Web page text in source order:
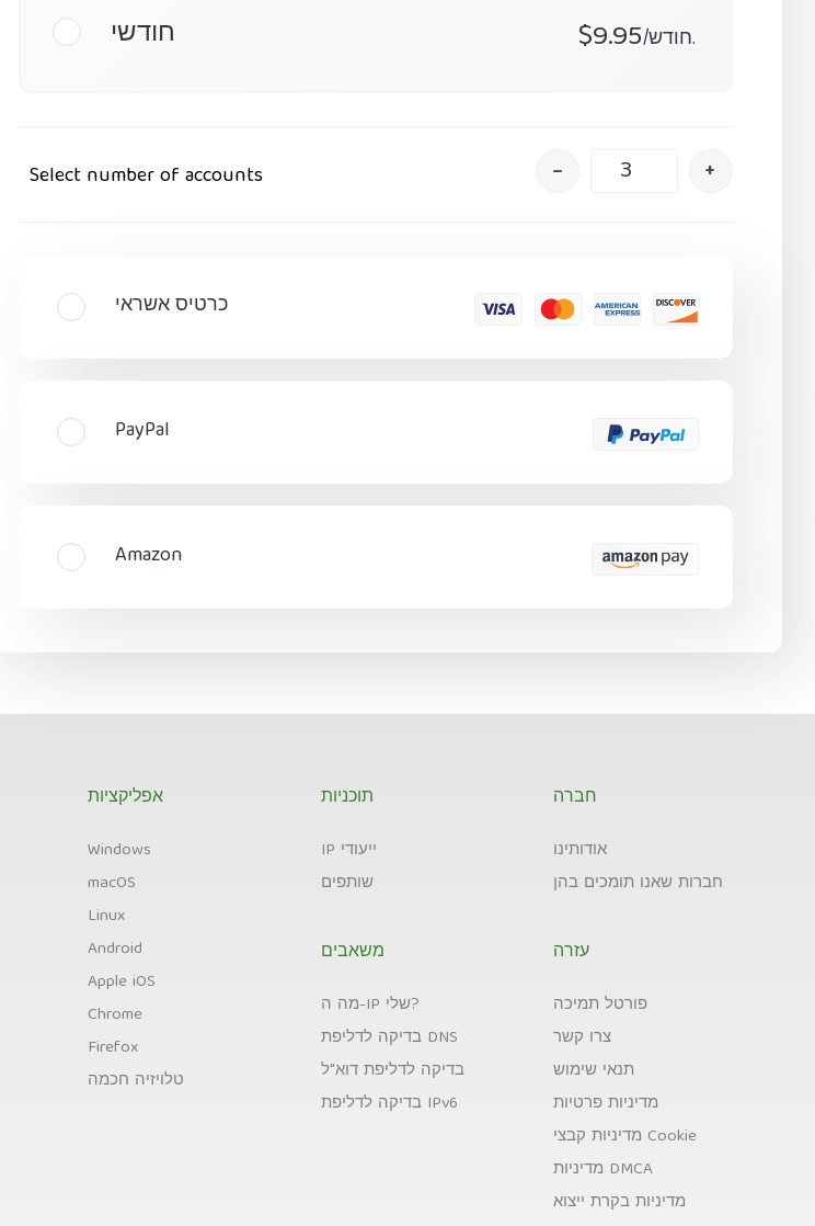
חודשי $9.95 /חודש.
Select number of accounts – +
כרטיס אשראי
PayPal
Amazon
אפליקציות
Windows
macOS
Linux
Android
Apple iOS
Chrome
Firefox
טלויזיה חכמה
תוכניות
IP ייעודי
שותפים
משאבים
מה ה-IP שלי?
בדיקה לדליפת DNS
בדיקה לדליפת דוא"ל
בדיקה לדליפת IPv6
חברה
אודותינו
חברות שאנו תומכים בהן
עזרה
פורטל תמיכה
צרו קשר
תנאי שימוש
מדיניות פרטיות
מדיניות קבצי Cookie
מדיניות DMCA
מדיניות בקרת ייצוא